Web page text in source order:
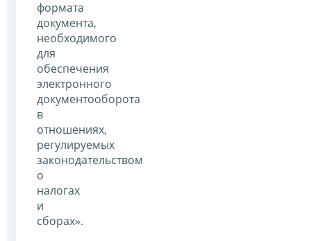
формата
документа,
необходимого
для
обеспечения
электронного
документооборота
в
отношениях,
регулируемых
законодательством
о
налогах
и
сборах».